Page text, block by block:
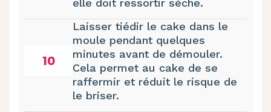
elle doit ressortir sèche.
10
Laisser tiédir le cake dans le
moule pendant quelques
minutes avant de démouler.
Cela permet au cake de se
raffermir et réduit le risque de
le briser.